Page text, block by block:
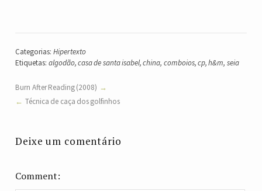
Categorias: Hipertexto
Etiquetas: algodão,casa de santa isabel,china, comboios,cp,h&m, seia
Burn After Reading (2008)
Técnica de caça dos golfinhos
Deixe um comentário
Comment